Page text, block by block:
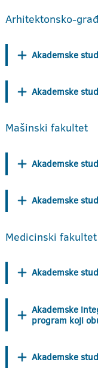
Arhitektonsko-
Akademske
Akademske
Mašinski fakultet
Akademske
Akademske
Medicinski fakultet
Akademske
Akademske
program koji
Akademske